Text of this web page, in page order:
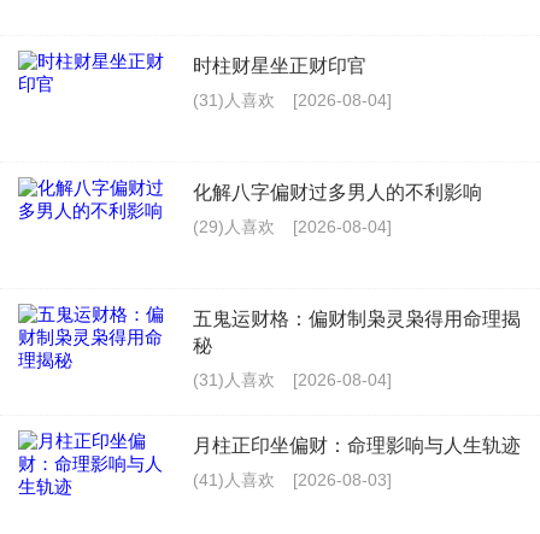
时柱财星坐正财印官
(31)人喜欢 [2026-08-04]
化解八字偏财过多男人的不利影响
(29)人喜欢 [2026-08-04]
五鬼运财格：偏财制枭灵枭得用命理揭
秘
(31)人喜欢 [2026-08-04]
月柱正印坐偏财：命理影响与人生轨迹
(41)人喜欢 [2026-08-03]